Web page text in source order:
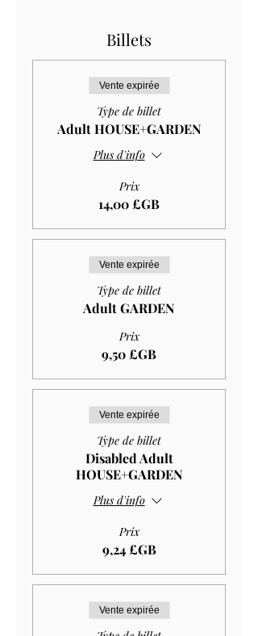
Billets
Vente expirée
Type de billet
Adult HOUSE+GARDEN
Plus d'info
Prix
14,00 £GB
Vente expirée
Type de billet
Adult GARDEN
Prix
9,50 £GB
Vente expirée
Type de billet
Disabled Adult
HOUSE+GARDEN
Plus d'info
Prix
9,24 £GB
Vente expirée